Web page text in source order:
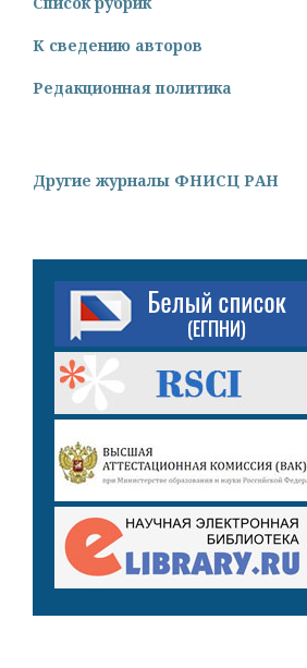
К сведению авторов
Редакционная политика
Другие журналы ФНИСЦ РАН